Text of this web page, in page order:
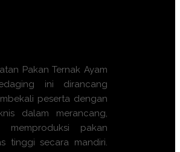
Pakan Ternak Ayam
ini dirancang
peserta dengan
dalam merancang,
memproduksi pakan
tinggi secara mandiri.